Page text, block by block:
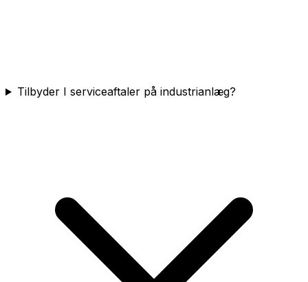
Tilbyder I serviceaftaler på industrianlæg?